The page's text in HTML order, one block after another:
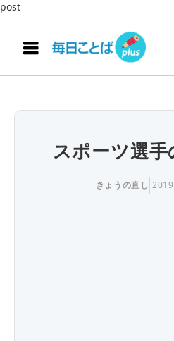
post
スポーツ選手
きょうの直し